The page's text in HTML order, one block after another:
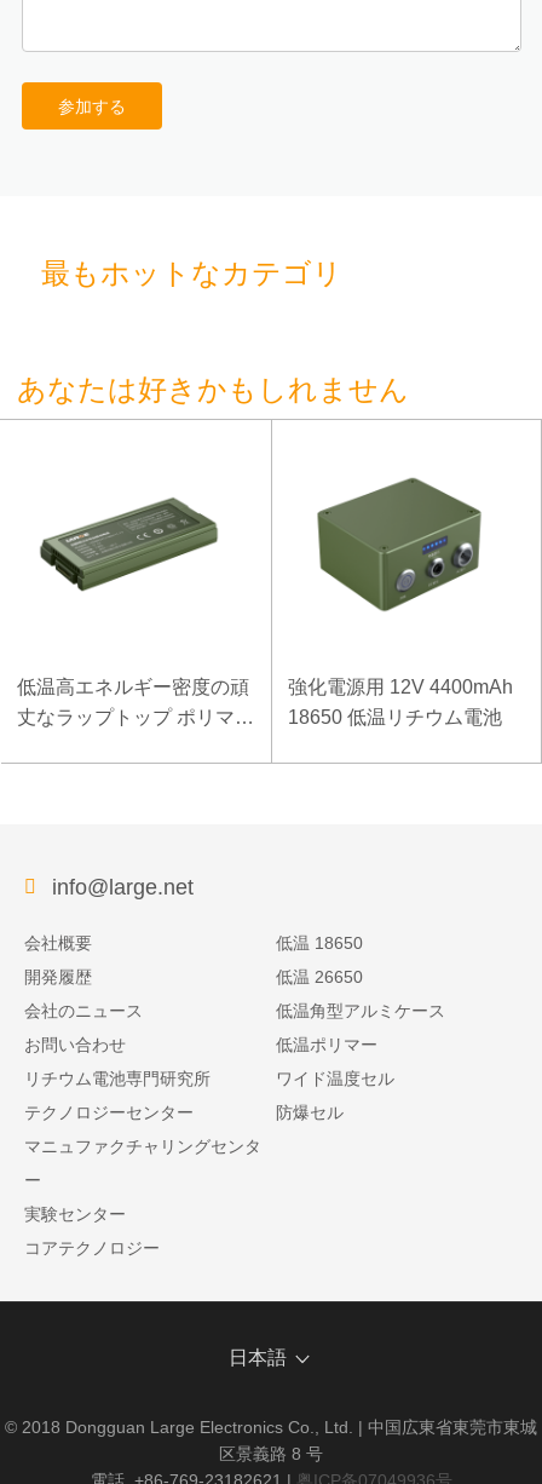
参加する
最もホットなカテゴリ
あなたは好きかもしれません
低温高エネルギー密度の頑
丈なラップトップ ポリマー
強化電源用 12V 4400mAh
18650 低温リチウム電池
info@large.net
会社概要
開発履歴
会社のニュース
お問い合わせ
リチウム電池専門研究所
テクノロジーセンター
マニュファクチャリングセンタ
ー
実験センター
コアテクノロジー
低温 18650
低温 26650
低温角型アルミケース
低温ポリマー
ワイド温度セル
防爆セル
日本語
© 2018 Dongguan Large Electronics Co., Ltd. | 中国広東省東莞市東城
区景義路 8 号